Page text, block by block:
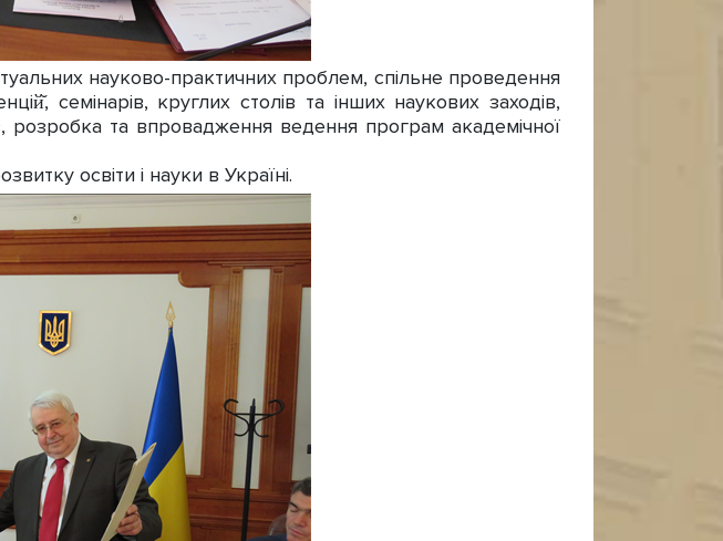
науково-практичних проблем, спільне проведення
семінарів, круглих столів та інших наукових заходів,
розробка та впровадження ведення програм академічної
освіти і науки в Україні.